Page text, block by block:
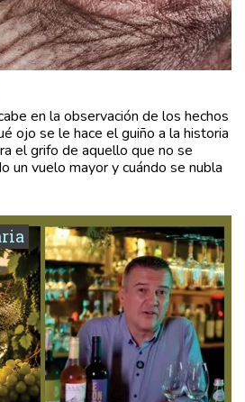
en la observación de los hechos
ojo se le hace el guiño a la historia
el grifo de aquello que no se
un vuelo mayor y cuándo se nubla